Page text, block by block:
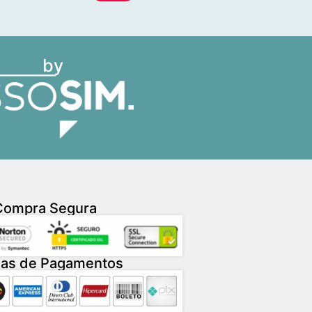
by
Segura
de Pagamentos